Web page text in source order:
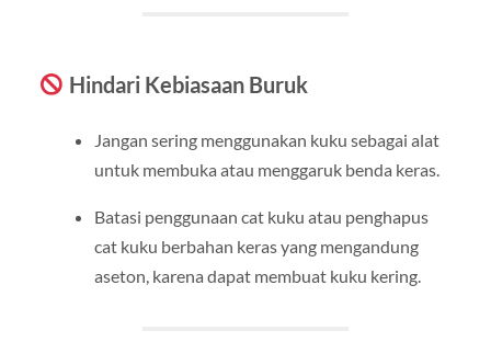
Hindari Kebiasaan Buruk
Jangan sering menggunakan kuku sebagai alat
untuk membuka atau menggaruk benda keras.
Batasi penggunaan cat kuku atau penghapus
cat kuku berbahan keras yang mengandung
aseton, karena dapat membuat kuku kering.